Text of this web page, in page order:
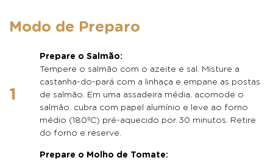
Modo de Preparo
Prepare o Salmão:
Tempere o salmão com o azeite e sal. Misture a
castanha-do-pará com a linhaça e empane as postas
de salmão. Em uma assadeira média, acomode o
salmão, cubra com papel alumínio e leve ao forno
médio (180ºC) pré-aquecido por 30 minutos. Retire
do forno e reserve.
Prepare o Molho de Tomate: